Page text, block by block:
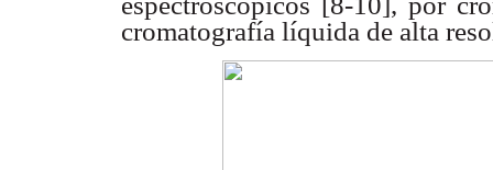
cromatografía líquida de alta